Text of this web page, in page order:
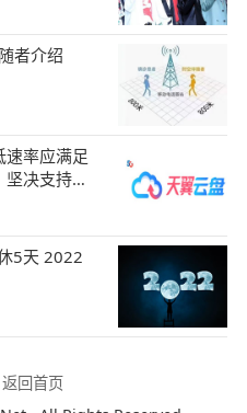
者介绍
速率应满足
决支持，
5天 2022
返回首页